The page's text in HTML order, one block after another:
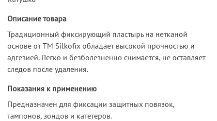
Описание товара
Традиционный фиксирующий пластырь на нетканой
основе от ТМ Silkofix обладает высокой прочностью и
адгезией. Легко и безболезненно снимается, не оставляет
следов после удаления.
Показания к применению
Предназначен для фиксации защитных повязок,
тампонов, зондов и катетеров.